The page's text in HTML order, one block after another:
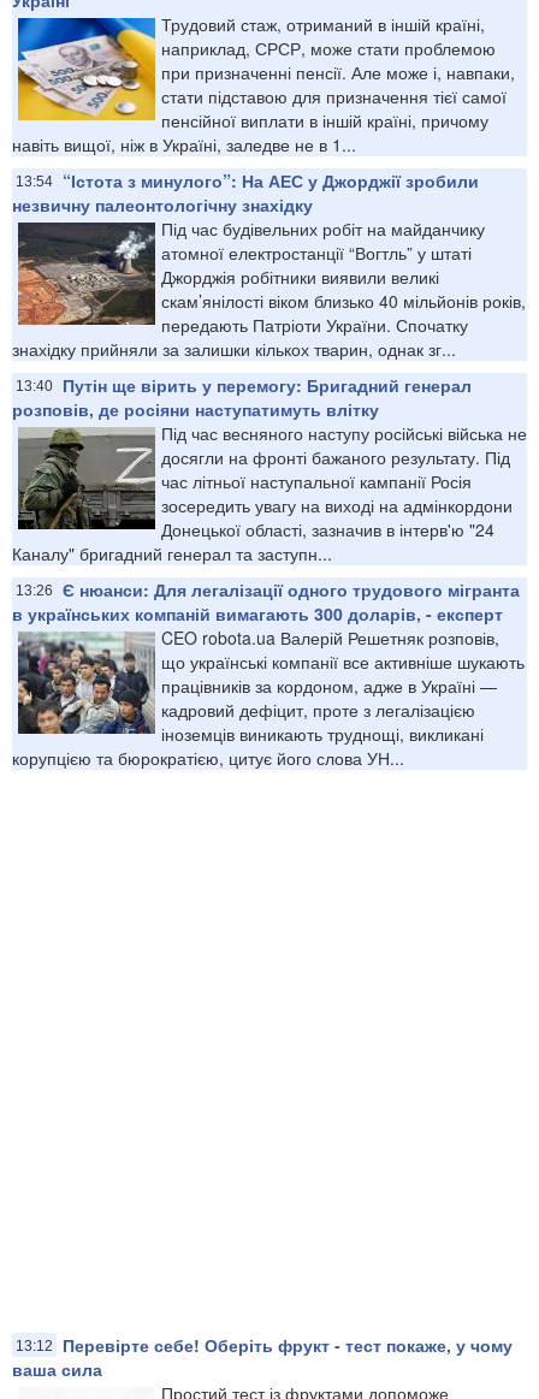
Трудовий стаж, отриманий в іншій країні,
наприклад, СРСР, може стати проблемою
при призначенні пенсії. Але може і, навпаки,
стати підставою для призначення тієї самої
пенсійної виплати в іншій країні, причому
навіть вищої, ніж в Україні, заледве не в 1...
13:54
“Істота з минулого”: На АЕС у Джорджії зробили
незвичну палеонтологічну знахідку
Під час будівельних робіт на майданчику
атомної електростанції “Вогтль” у штаті
Джорджія робітники виявили великі
скам’янілості віком близько 40 мільйонів років,
передають Патріоти України. Спочатку
знахідку прийняли за залишки кількох тварин, однак зг...
13:40
Путін ще вірить у перемогу: Бригадний генерал
розповів, де росіяни наступатимуть влітку
Під час весняного наступу російські війська не
досягли на фронті бажаного результату. Під
час літньої наступальної кампанії Росія
зосередить увагу на виході на адмінкордони
Донецької області, зазначив в інтерв'ю "24
Каналу" бригадний генерал та заступн...
13:26
Є нюанси: Для легалізації одного трудового мігранта
в українських компаній вимагають 300 доларів, - експерт
CEO robota.ua Валерій Решетняк розповів,
що українські компанії все активніше шукають
працівників за кордоном, адже в Україні —
кадровий дефіцит, проте з легалізацією
іноземців виникають труднощі, викликані
корупцією та бюрократією, цитує його слова УН...
13:12
Перевірте себе! Оберіть фрукт - тест покаже, у чому
ваша сила
Простий тест із фруктами допоможе